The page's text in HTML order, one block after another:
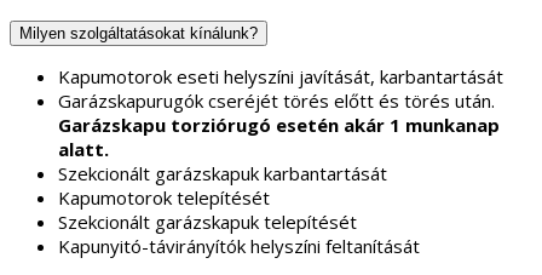
Milyen szolgáltatásokat kínálunk?
Kapumotorok eseti helyszíni javítását, karbantartását
Garázskapurugók cseréjét törés előtt és törés után.
Garázskapu torziórugó esetén akár 1 munkanap
alatt.
Szekcionált garázskapuk karbantartását
Kapumotorok telepítését
Szekcionált garázskapuk telepítését
Kapunyitó-távirányítók helyszíni feltanítását